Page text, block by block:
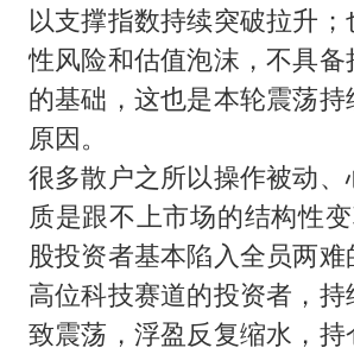
以支撑指数持续突破拉升
性风险和估值泡沫，不具
的基础，这也是本轮震荡
原因。
很多散户之所以操作被动
质是跟不上市场的结构性
股投资者基本陷入全员两
高位科技赛道的投资者，持
致震荡，浮盈反复缩水，持